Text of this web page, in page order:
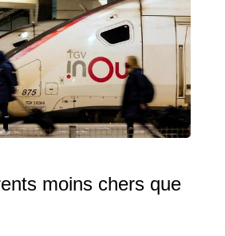
moins chers que